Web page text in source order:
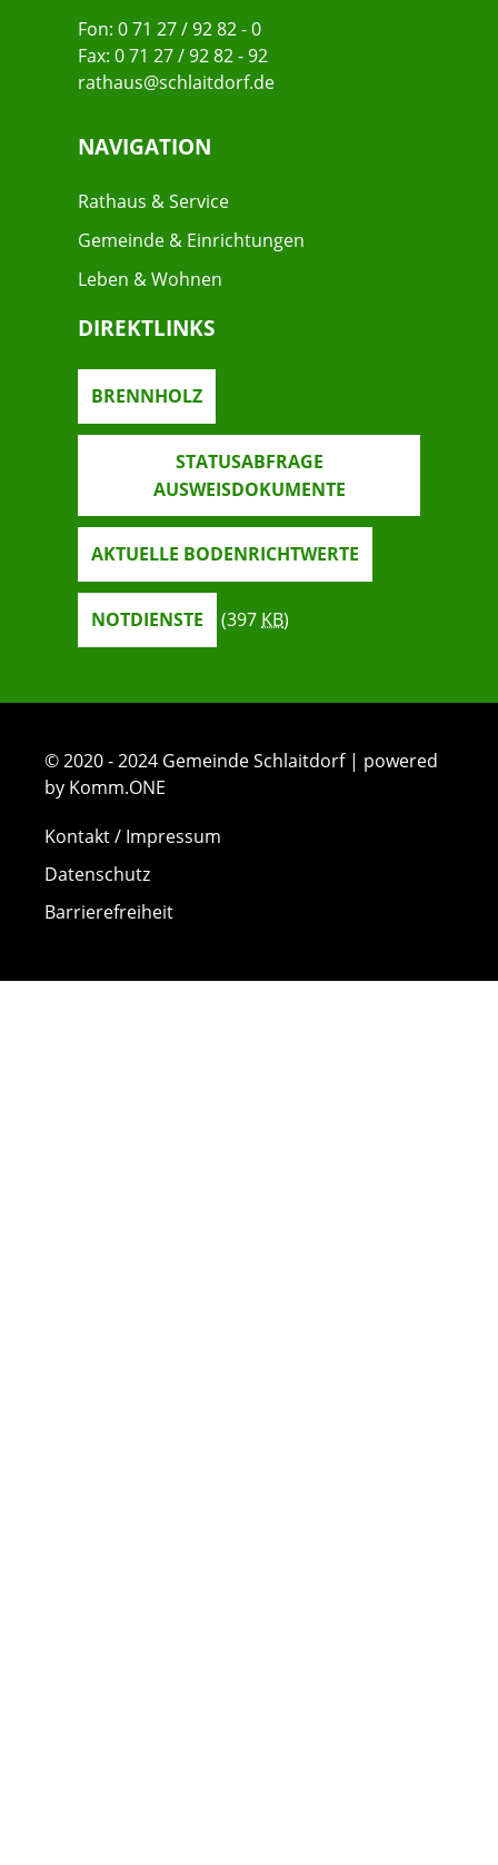
Fon: 0 71 27 / 92 82 - 0
Fax: 0 71 27 / 92 82 - 92
rathaus@schlaitdorf.de
NAVIGATION
Rathaus & Service
Gemeinde & Einrichtungen
Leben & Wohnen
DIREKTLINKS
BRENNHOLZ
STATUSABFRAGE
AUSWEISDOKUMENTE
AKTUELLE BODENRICHTWERTE
NOTDIENSTE (397 KB)
© 2020 - 2024 Gemeinde Schlaitdorf | powered
by Komm.ONE
Kontakt / Impressum
Datenschutz
Barrierefreiheit